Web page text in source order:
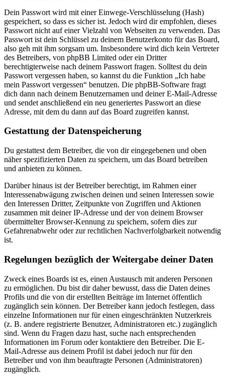
Dein Passwort wird mit einer Einwege-Verschlüsselung (Hash)
gespeichert, so dass es sicher ist. Jedoch wird dir empfohlen, dieses
Passwort nicht auf einer Vielzahl von Webseiten zu verwenden. Das
Passwort ist dein Schlüssel zu deinem Benutzerkonto für das Board,
also geh mit ihm sorgsam um. Insbesondere wird dich kein Vertreter
des Betreibers, von phpBB Limited oder ein Dritter
berechtigterweise nach deinem Passwort fragen. Solltest du dein
Passwort vergessen haben, so kannst du die Funktion „Ich habe
mein Passwort vergessen“ benutzen. Die phpBB-Software fragt
dich dann nach deinem Benutzernamen und deiner E-Mail-Adresse
und sendet anschließend ein neu generiertes Passwort an diese
Adresse, mit dem du dann auf das Board zugreifen kannst.
Gestattung der Datenspeicherung
Du gestattest dem Betreiber, die von dir eingegebenen und oben
näher spezifizierten Daten zu speichern, um das Board betreiben
und anbieten zu können.
Darüber hinaus ist der Betreiber berechtigt, im Rahmen einer
Interessenabwägung zwischen deinen und seinen Interessen sowie
den Interessen Dritter, Zeitpunkte von Zugriffen und Aktionen
zusammen mit deiner IP-Adresse und der von deinem Browser
übermittelter Browser-Kennung zu speichern, sofern dies zur
Gefahrenabwehr oder zur rechtlichen Nachverfolgbarkeit notwendig
ist.
Regelungen bezüglich der Weitergabe deiner Daten
Zweck eines Boards ist es, einen Austausch mit anderen Personen
zu ermöglichen. Du bist dir daher bewusst, dass die Daten deines
Profils und die von dir erstellten Beiträge im Internet öffentlich
zugänglich sein können. Der Betreiber kann jedoch festlegen, dass
einzelne Informationen nur für einen eingeschränkten Nutzerkreis
(z. B. andere registrierte Benutzer, Administratoren etc.) zugänglich
sind. Wenn du Fragen dazu hast, suche nach entsprechenden
Informationen im Forum oder kontaktiere den Betreiber. Die E-
Mail-Adresse aus deinem Profil ist dabei jedoch nur für den
Betreiber und von ihm beauftragte Personen (Administratoren)
zugänglich.